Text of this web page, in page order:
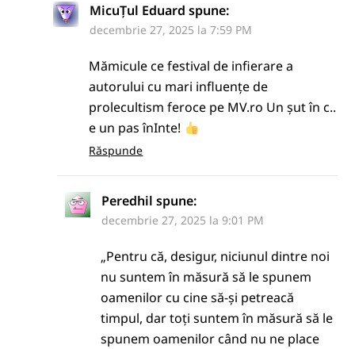
MicuȚul Eduard spune:
decembrie 27, 2025 la 7:59 PM
Mămicule ce festival de infierare a
autorului cu mari influențe de
prolecultism feroce pe MV.ro Un șut în c..
e un pas înInte!
Răspunde
Peredhil spune:
decembrie 27, 2025 la 9:01 PM
„Pentru că, desigur, niciunul dintre noi
nu suntem în măsură să le spunem
oamenilor cu cine să-și petreacă
timpul, dar toți suntem în măsură să le
spunem oamenilor când nu ne place